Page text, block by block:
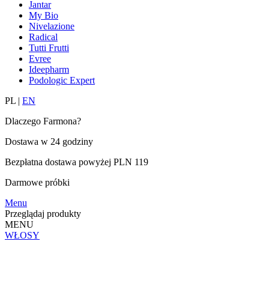
Jantar
My Bio
Nivelazione
Radical
Tutti Frutti
Evree
Ideepharm
Podologic Expert
PL | EN
Dlaczego Farmona?
Dostawa w 24 godziny
Bezpłatna dostawa powyżej PLN 119
Darmowe próbki
Menu
Przeglądaj produkty
MENU
WŁOSY